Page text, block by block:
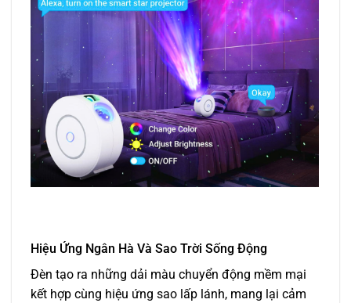
Hiệu Ứng Ngân Hà Và Sao Trời Sống Động
Đèn tạo ra những dải màu chuyển động mềm mại
kết hợp cùng hiệu ứng sao lấp lánh, mang lại cảm